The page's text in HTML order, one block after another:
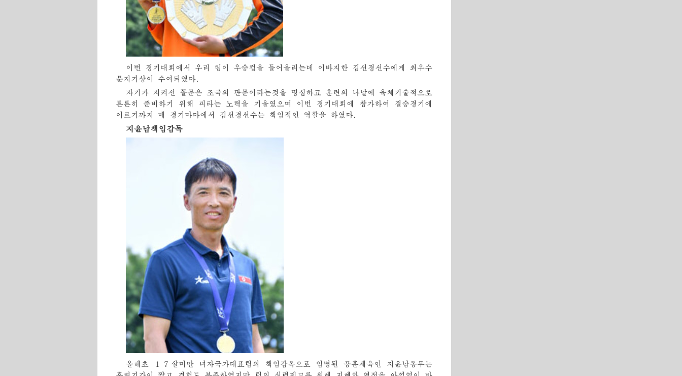
이번 경기대회에서 우리 팀이 우승컵을 들어올리는데 이바지한 김선경선수에게 최우수
문지기상이 수여되였다.
자기가 지켜선 꼴문은 조국의 관문이라는것을 명심하고 훈련의 나날에 육체기술적으로
튼튼히 준비하기 위해 피타는 노력을 기울였으며 이번 경기대회에 참가하여 결승경기에
이르기까지 매 경기마다에서 김선경선수는 책임적인 역할을 하였다.
지윤남책임감독
올해초 １７살미만 녀자국가대표팀의 책임감독으로 임명된 공훈체육인 지윤남동무는